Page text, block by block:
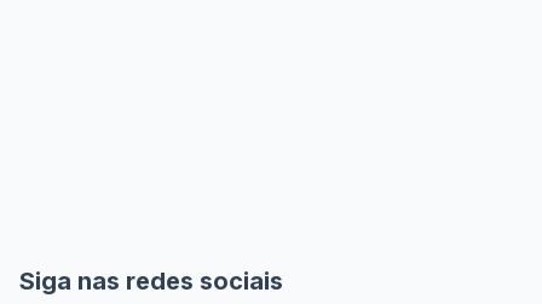
Siga nas redes sociais